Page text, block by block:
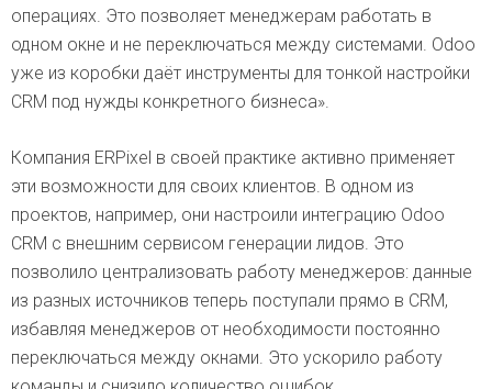
операциях. Это позволяет менеджерам работать в
одном окне и не переключаться между системами. Odoo
уже из коробки даёт инструменты для тонкой настройки
CRM под нужды конкретного бизнеса».
Компания ERPixel в своей практике активно применяет
эти возможности для своих клиентов. В одном из
проектов, например, они настроили интеграцию Odoo
CRM с внешним сервисом генерации лидов. Это
позволило централизовать работу менеджеров: данные
из разных источников теперь поступали прямо в CRM,
избавляя менеджеров от необходимости постоянно
переключаться между окнами. Это ускорило работу